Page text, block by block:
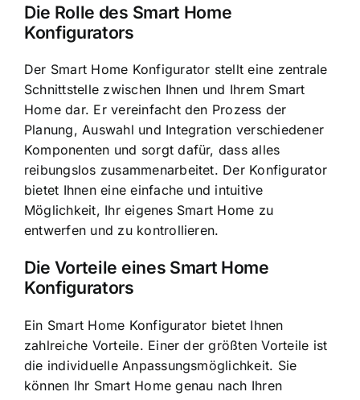
Die Rolle des Smart Home
Konfigurators
Der Smart Home Konfigurator stellt eine zentrale
Schnittstelle zwischen Ihnen und Ihrem Smart
Home dar. Er vereinfacht den Prozess der
Planung, Auswahl und Integration verschiedener
Komponenten und sorgt dafür, dass alles
reibungslos zusammenarbeitet. Der Konfigurator
bietet Ihnen eine einfache und intuitive
Möglichkeit, Ihr eigenes Smart Home zu
entwerfen und zu kontrollieren.
Die Vorteile eines Smart Home
Konfigurators
Ein Smart Home Konfigurator bietet Ihnen
zahlreiche Vorteile. Einer der größten Vorteile ist
die individuelle Anpassungsmöglichkeit. Sie
können Ihr Smart Home genau nach Ihren